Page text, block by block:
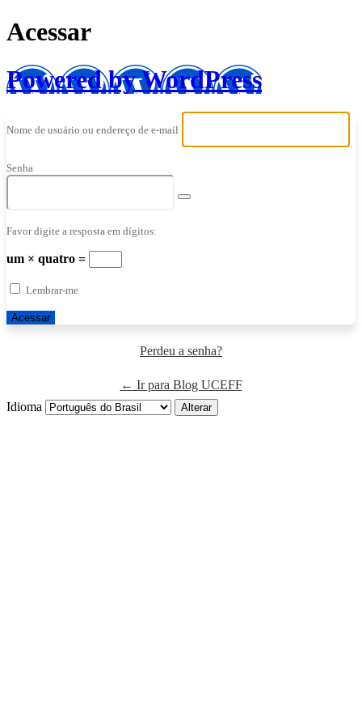
Acessar
Powered by WordPress
Nome de usuário ou endereço de e-mail
Senha
Favor digite a resposta em dígitos:
um × quatro =
Lembrar-me
Perdeu a senha?
← Ir para Blog UCEFF
Idioma